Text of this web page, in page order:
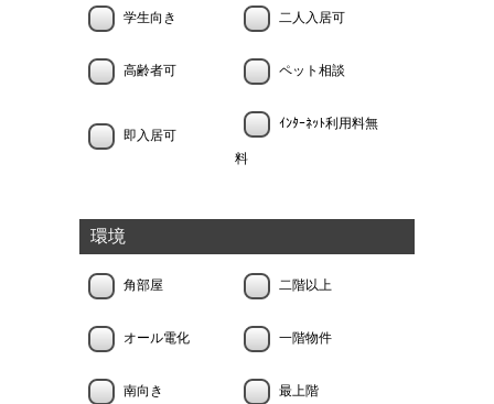
学生向き 二人入居可
高齢者可 ペット相談
即入居可
ｲﾝﾀｰﾈｯﾄ利用料無
料
環境
角部屋 二階以上
オール電化 一階物件
南向き 最上階